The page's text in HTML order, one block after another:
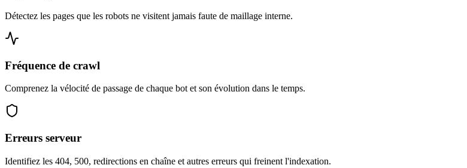
Détectez les pages que les robots ne visitent jamais faute de maillage interne.
Fréquence de crawl
Comprenez la vélocité de passage de chaque bot et son évolution dans le temps.
Erreurs serveur
Identifiez les 404, 500, redirections en chaîne et autres erreurs qui freinent l'indexation.